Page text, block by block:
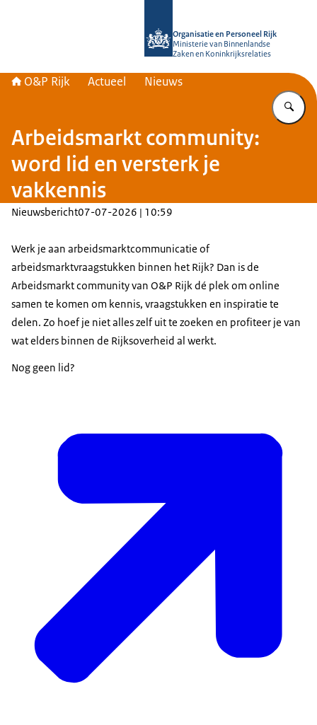
Organisatie en Personeel Rijk
Ministerie van Binnenlandse
Zaken en Koninkrijksrelaties
O&P Rijk Actueel Nieuws
Arbeidsmarkt community:
word lid en versterk je
vakkennis
Nieuwsbericht07-07-2026 | 10:59
Werk je aan arbeidsmarktcommunicatie of
arbeidsmarktvraagstukken binnen het Rijk? Dan is de
Arbeidsmarkt community van O&P Rijk dé plek om online
samen te komen om kennis, vraagstukken en inspiratie te
delen. Zo hoef je niet alles zelf uit te zoeken en profiteer je van
wat elders binnen de Rijksoverheid al werkt.
Nog geen lid?